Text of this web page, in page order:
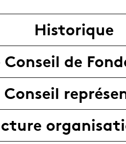
Historique
Conseil de
Conseil